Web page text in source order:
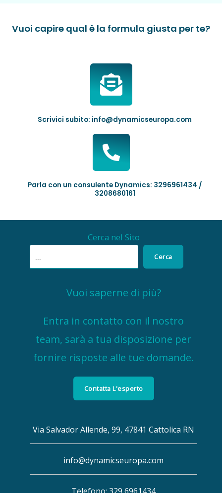
Vuoi capire qual è la formula giusta per te?
Scrivici subito: info@dynamicseuropa.com
Parla con un consulente Dynamics: 3296961434 /
3208680161
Cerca nel Sito
Cerca
Vuoi saperne di più?
Entra in contatto con il nostro
team, sarà a tua disposizione per
fornire risposte alle tue domande.
Contatta L'esperto
Via Salvador Allende, 99, 47841 Cattolica RN
info@dynamicseuropa.com